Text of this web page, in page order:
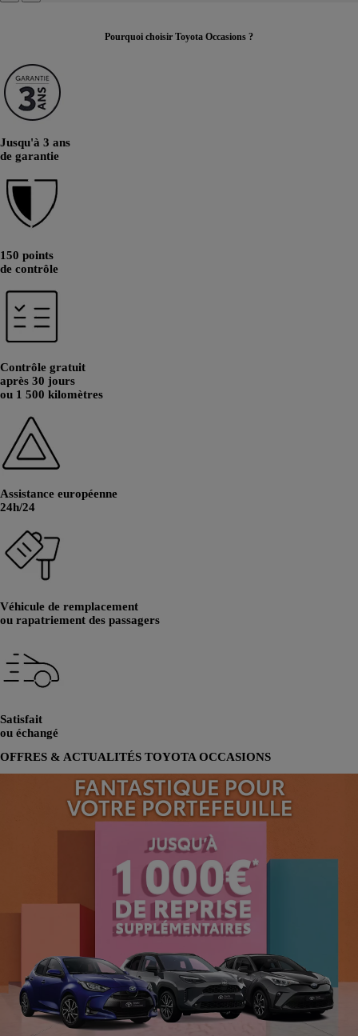
Pourquoi choisir Toyota Occasions ?
Jusqu'à 3 ans
de garantie
150 points
de contrôle
Contrôle gratuit
après 30 jours
ou 1 500 kilomètres
Assistance européenne
24h/24
Véhicule de remplacement
ou rapatriement des passagers
Satisfait
ou échangé
OFFRES & ACTUALITÉS TOYOTA OCCASIONS